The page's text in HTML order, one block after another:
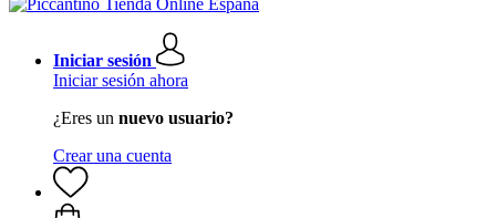
Iniciar sesión
Iniciar sesión ahora
¿Eres un nuevo usuario?
Crear una cuenta